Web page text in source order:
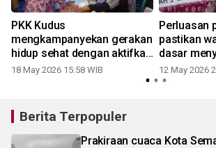
PKK Kudus
mengkampanyekan gerakan
hidup sehat dengan aktifkan
Posyandu
18 May 2026 15:58 WIB
Perluasan
pastikan
dasar
12 May 2026
Berita Terpopuler
Prakiraan cuaca Kota